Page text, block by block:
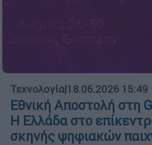
Τεχνολογία|18.06.2026 15:49
Εθνική Αποστολή στη
Η Ελλάδα στο
σκηνής ψηφιακών